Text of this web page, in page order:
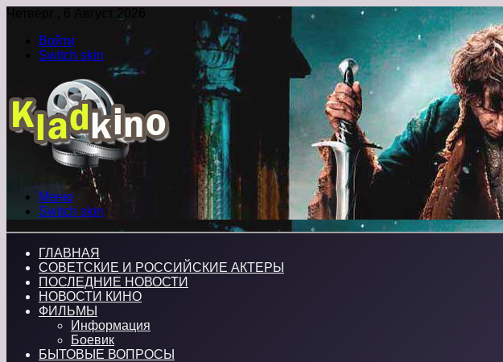
Четверг , 6 Август 2026
Войти
Switch skin
Меню
Switch skin
ГЛАВНАЯ
СОВЕТСКИЕ И РОССИЙСКИЕ АКТЕРЫ
ПОСЛЕДНИЕ НОВОСТИ
НОВОСТИ КИНО
ФИЛЬМЫ
Информация
Боевик
БЫТОВЫЕ ВОПРОСЫ